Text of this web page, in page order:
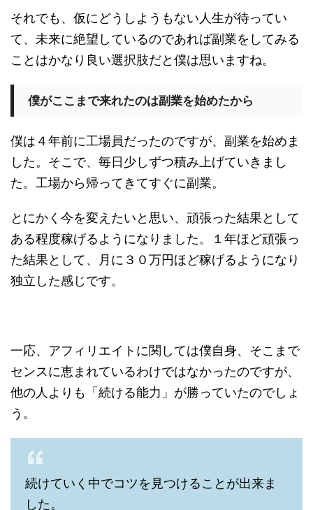
それでも、仮にどうしようもない人生が待ってい
て、未来に絶望しているのであれば副業をしてみる
ことはかなり良い選択肢だと僕は思いますね。
僕がここまで来れたのは副業を始めたから
僕は４年前に工場員だったのですが、副業を始めま
した。そこで、毎日少しずつ積み上げていきまし
た。工場から帰ってきてすぐに副業。
とにかく今を変えたいと思い、頑張った結果として
ある程度稼げるようになりました。１年ほど頑張っ
た結果として、月に３０万円ほど稼げるようになり
独立した感じです。
一応、アフィリエイトに関しては僕自身、そこまで
センスに恵まれているわけではなかったのですが、
他の人よりも「続ける能力」が勝っていたのでしょ
う。
続けていく中でコツを見つけることが出来ま
した。